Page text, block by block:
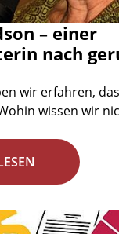
– einer
nach
wir erfahren,
wissen wir